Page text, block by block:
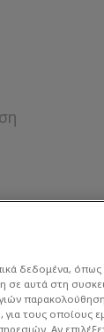
δεδομένα, όπως
σε αυτά στη
τους οποίους
Αν